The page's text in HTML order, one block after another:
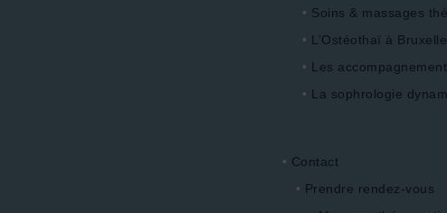
Soins & massages
L’Ostéothaï à
Les
La sophrologie
Contact
Prendre rendez-vous